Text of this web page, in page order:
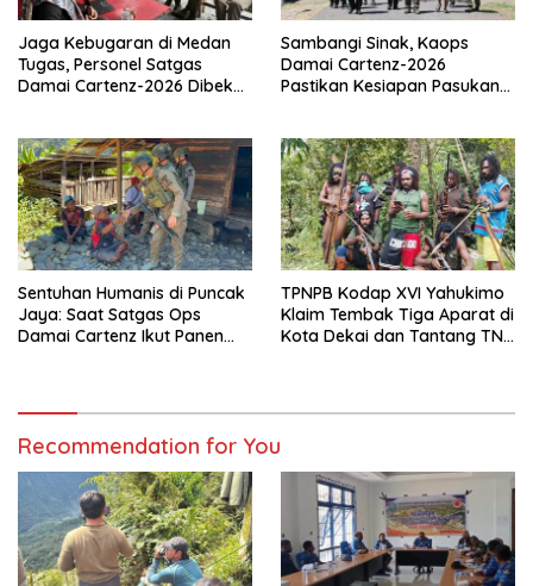
Jaga Kebugaran di Medan
Tugas, Personel Satgas
Damai Cartenz-2026 Dibekali
Sambangi Sinak, Kaops
Damai Cartenz-2026
Pastikan Kesiapan Pasukan
Sentuhan Humanis di Puncak
Jaya: Saat Satgas Ops
Damai Cartenz Ikut Panen
TPNPB Kodap XVI Yahukimo
Klaim Tembak Tiga Aparat di
Kota Dekai dan Tantang TNI-
Recommendation for You